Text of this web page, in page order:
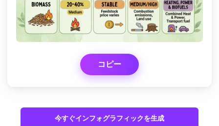
コピー
今すぐインフォグラフィックを生成